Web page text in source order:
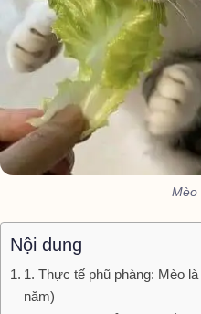
Mèo
Nội dung
1. Thực tế phũ phàng: Mèo
năm)